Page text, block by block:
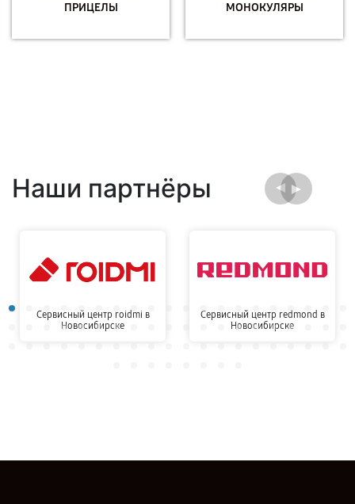
ПРИЦЕЛЫ
МОНОКУЛЯРЫ
Наши партнёры
Сервисный центр roidmi в
Новосибирске
Сервисный центр redmond в
Новосибирске